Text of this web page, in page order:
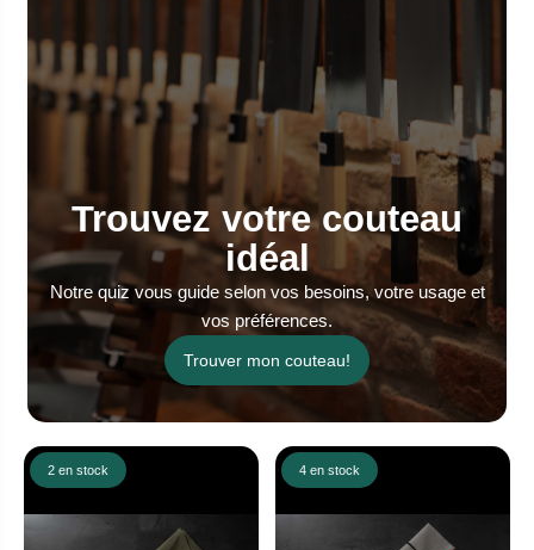
Trouvez votre couteau
idéal
Notre quiz vous guide selon vos besoins, votre usage et
vos préférences.
Trouver mon couteau!
2 en stock 4 en stock